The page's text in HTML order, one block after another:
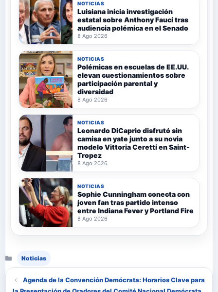
NOTICIAS
Luisiana inicia investigación
estatal sobre Anthony Fauci tras
audiencia polémica en el Senado
8 Ago 2026
NOTICIAS
Polémicas en escuelas de EE.UU.
elevan cuestionamientos sobre
participación parental y
diversidad
8 Ago 2026
NOTICIAS
Leonardo DiCaprio disfrutó sin
camisa en yate junto a su novia
modelo Vittoria Ceretti en Saint-
Tropez
8 Ago 2026
NOTICIAS
Sophie Cunningham conecta con
joven fan tras partido intenso
entre Indiana Fever y Portland Fire
8 Ago 2026
Noticias
Agenda de la Convención Demócrata: Horarios Clave para